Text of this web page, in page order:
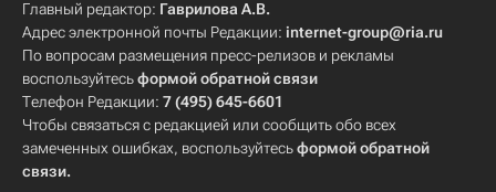
Главный редактор: Гаврилова А.В.
Адрес электронной почты Редакции: internet-group@ria.ru
По вопросам размещения пресс-релизов и рекламы
воспользуйтесьформой обратной связи
Телефон Редакции: 7 (495) 645-6601
Чтобы связаться с редакцией или сообщить обо всех
замеченных ошибках, воспользуйтесьформой обратной
связи.